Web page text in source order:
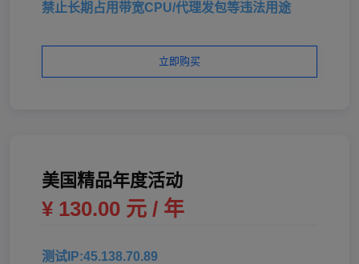
禁止长期占用带宽CPU/代理发包等违法用途
立即购买
美国精品年度活动
¥ 130.00 元 / 年
测试IP:45.138.70.89